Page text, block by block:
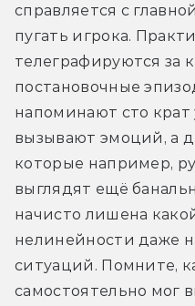
справляется с
пугать игрока.
телеграфируются за
постановочные
напоминают сто крат
вызывают эмоций, а
которые например,
выглядят ещё
начисто лишена
нелинейности даже
ситуаций. Помните,
самостоятельно мог